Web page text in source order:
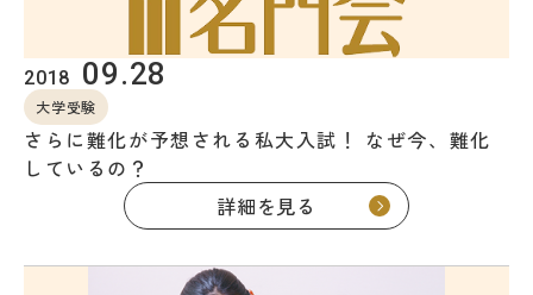
対策講座・特別コース
受講までの流れ
無料受験セミナ
よくあるご質問
2018 09.28
大学受験
さらに難化が予想される私大入試！ なぜ今、難化
しているの？
詳細を見る